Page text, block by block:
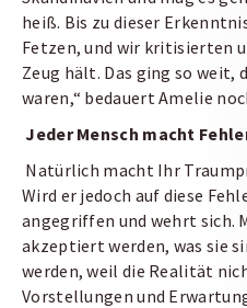
heiß. Bis zu dieser
Fetzen, und wir kritisierten
Zeug hält. Das ging so
waren,“ bedauert Amelie
Jeder Mensch macht
Natürlich macht Ihr
Wird er jedoch auf diese
angegriffen und wehrt sich.
akzeptiert werden, was sie
werden, weil die Realität
Vorstellungen und